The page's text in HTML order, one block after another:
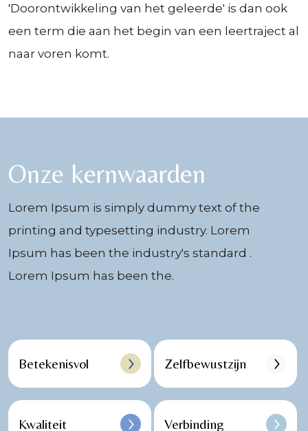
'Doorontwikkeling van het geleerde' is dan ook
een term die aan het begin van een leertraject al
naar voren komt.
Onze kernwaarden
Lorem Ipsum is simply dummy text of the
printing and typesetting industry. Lorem
Ipsum has been the industry's standard .
Lorem Ipsum has been the.
Betekenisvol Zelfbewustzijn
Kwaliteit Verbinding